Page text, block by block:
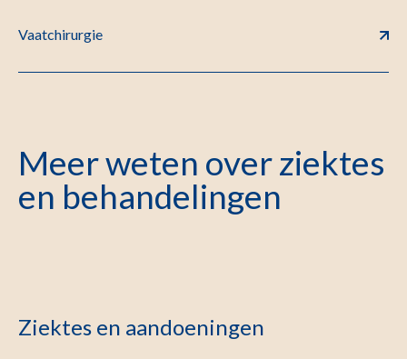
Vaatchirurgie
Meer weten over ziektes
en behandelingen
Ziektes en aandoeningen